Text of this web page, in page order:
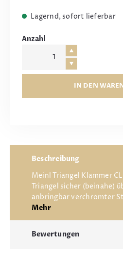
Lagernd, sofort lieferbar
Anzahl
IN DEN
Beschreibung
Meinl Triangel Klammer
Triangel sicher (beinahe)
anbringbar verchromter
Mehr
Bewertungen